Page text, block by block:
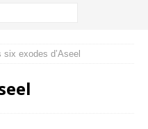
six exodes d’Aseel